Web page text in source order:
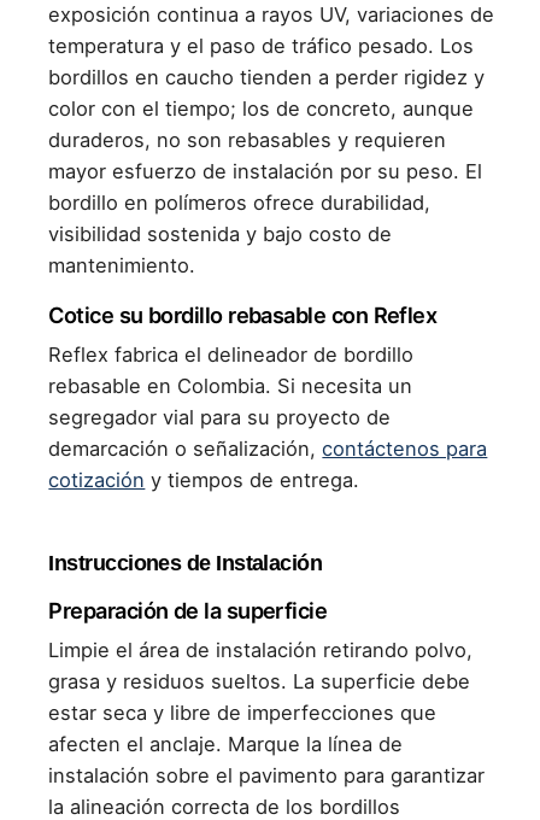
exposición continua a rayos UV, variaciones de
temperatura y el paso de tráfico pesado. Los
bordillos en caucho tienden a perder rigidez y
color con el tiempo; los de concreto, aunque
duraderos, no son rebasables y requieren
mayor esfuerzo de instalación por su peso. El
bordillo en polímeros ofrece durabilidad,
visibilidad sostenida y bajo costo de
mantenimiento.
Cotice su bordillo rebasable con Reflex
Reflex fabrica el delineador de bordillo
rebasable en Colombia. Si necesita un
segregador vial para su proyecto de
demarcación o señalización,contáctenos para
cotización y tiempos de entrega.
Instrucciones de Instalación
Preparación de la superficie
Limpie el área de instalación retirando polvo,
grasa y residuos sueltos. La superficie debe
estar seca y libre de imperfecciones que
afecten el anclaje. Marque la línea de
instalación sobre el pavimento para garantizar
la alineación correcta de los bordillos